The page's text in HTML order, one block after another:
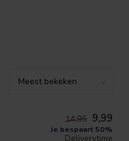
14,95 9,99
Je bespaart 50%
Deliverytime